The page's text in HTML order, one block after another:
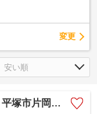
変更
中古一戸建て